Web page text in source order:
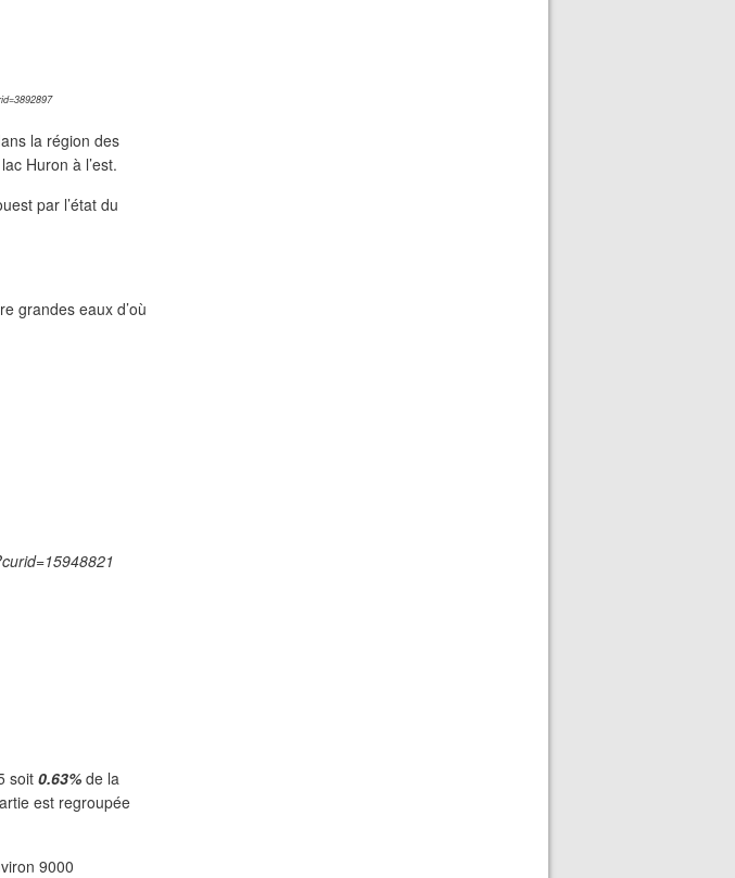
la région des
Huron à l’est.
par l’état du
grandes eaux d’où
soit 0.63% de la
est regroupée
9000